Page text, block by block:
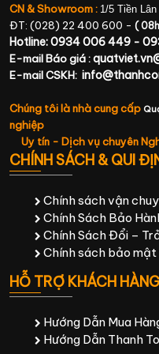
CN & Showroom : 1/5 Tiền
ĐT: (028) 22 400 600 - (
Hotline: 0934 006 449 -
E-mail Báo giá :
E-mail CSKH:
Chúng tôi là nhà cung cấp
nghiệp
Uy tín - Dịch vụ chuyên
CHÍNH SÁCH & QUI
Chính sách vận
Chính Sách Bảo
Chính Sách Đổi –
Chính sách bảo
HỖ TRỢ KHÁCH HÀNG
Hướng Dẫn Mua
Hướng Dẫn Thanh